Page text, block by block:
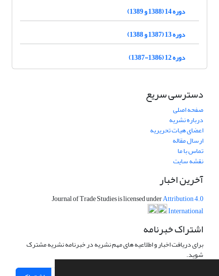
دوره 14 (1388 و 1389)
دوره 13 (1387 و 1388)
دوره 12 (1386-1387)
دسترسی سریع
صفحه اصلی
درباره نشریه
اعضای هیات تحریریه
ارسال مقاله
تماس با ما
نقشه سایت
آخرین اخبار
Journal of Trade Studies is licensed underAttribution 4.0
International
اشتراک خبرنامه
برای دریافت اخبار و اطلاعیه های مهم نشریه در خبرنامه نشریه مشترک
شوید.